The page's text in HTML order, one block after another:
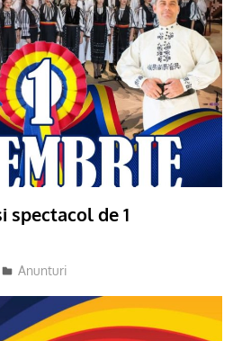
spectacol de 1
adm-mmm
Anunturi